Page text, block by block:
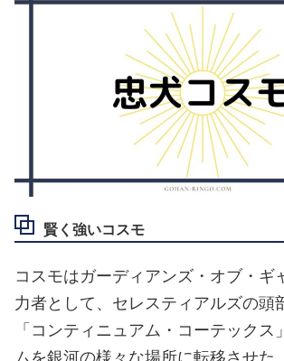
賢く強いコスモ
コスモはガーディアンズ・オブ・ギ
力者として、セレスティアルズの頭
「コンティニュアム・コーテックス
ムを銀河の様々な場所に転移させた。